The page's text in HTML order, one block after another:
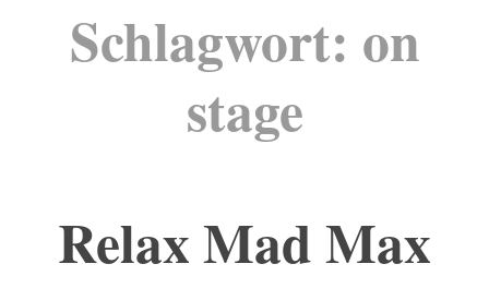
Schlagwort: on
stage
Relax Mad Max